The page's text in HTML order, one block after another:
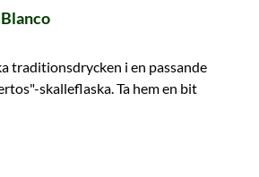
traditionsdrycken i en passande
skalleflaska. Ta hem en bit